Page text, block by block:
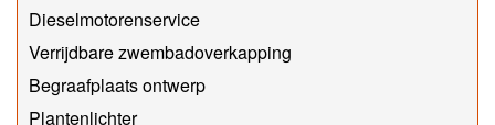
Dieselmotorenservice
Verrijdbare zwembadoverkapping
Begraafplaats ontwerp
Plantenlichter